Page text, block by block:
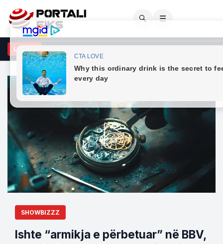
🔍 ☰
LAJME
konstituimi i Kuvendit sipas afatit të dhënë nga Gjykata
SHOWBIZZZ
Ishte “armikja e përbetuar” në BBV,